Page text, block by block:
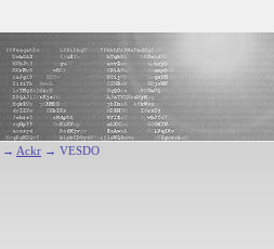
→ Ackr → VESDO